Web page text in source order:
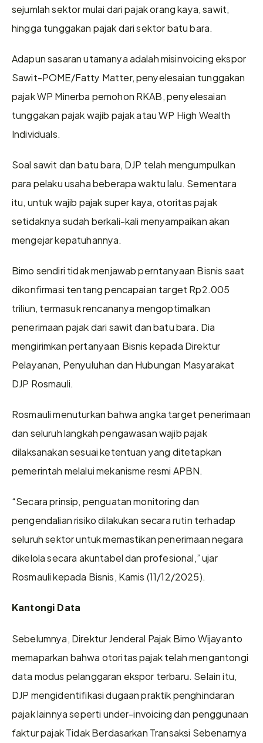
sejumlah sektor mulai dari pajak orang kaya, sawit,
hingga tunggakan pajak dari sektor batu bara.
Adapun sasaran utamanya adalah misinvoicing ekspor
Sawit-POME/Fatty Matter, penyelesaian tunggakan
pajak WP Minerba pemohon RKAB, penyelesaian
tunggakan pajak wajib pajak atau WP High Wealth
Individuals.
Soal sawit dan batu bara, DJP telah mengumpulkan
para pelaku usaha beberapa waktu lalu. Sementara
itu, untuk wajib pajak super kaya, otoritas pajak
setidaknya sudah berkali-kali menyampaikan akan
mengejar kepatuhannya.
Bimo sendiri tidak menjawab perntanyaan Bisnis saat
dikonfirmasi tentang pencapaian target Rp2.005
triliun, termasuk rencananya mengoptimalkan
penerimaan pajak dari sawit dan batu bara. Dia
mengirimkan pertanyaan Bisnis kepada Direktur
Pelayanan, Penyuluhan dan Hubungan Masyarakat
DJP Rosmauli.
Rosmauli menuturkan bahwa angka target penerimaan
dan seluruh langkah pengawasan wajib pajak
dilaksanakan sesuai ketentuan yang ditetapkan
pemerintah melalui mekanisme resmi APBN.
“Secara prinsip, penguatan monitoring dan
pengendalian risiko dilakukan secara rutin terhadap
seluruh sektor untuk memastikan penerimaan negara
dikelola secara akuntabel dan profesional,” ujar
Rosmauli kepada Bisnis, Kamis (11/12/2025).
Kantongi Data
Sebelumnya, Direktur Jenderal Pajak Bimo Wijayanto
memaparkan bahwa otoritas pajak telah mengantongi
data modus pelanggaran ekspor terbaru. Selain itu,
DJP mengidentifikasi dugaan praktik penghindaran
pajak lainnya seperti under-invoicing dan penggunaan
faktur pajak Tidak Berdasarkan Transaksi Sebenarnya